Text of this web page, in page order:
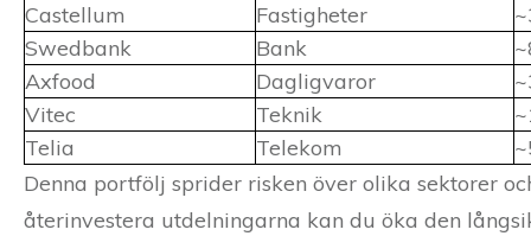
Castellum
Fastigheter
Swedbank
Bank
Axfood
Dagligvaror
Vitec
Teknik
Telia
Telekom
Denna portfölj sprider risken över olika sektorer
återinvestera utdelningarna kan du öka den